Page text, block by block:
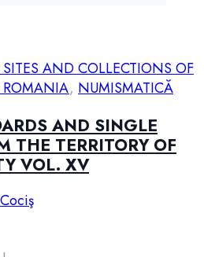
AND COLLECTIONS OF
, NUMISMATICĂ
AND SINGLE
THE TERRITORY OF
VOL. XV